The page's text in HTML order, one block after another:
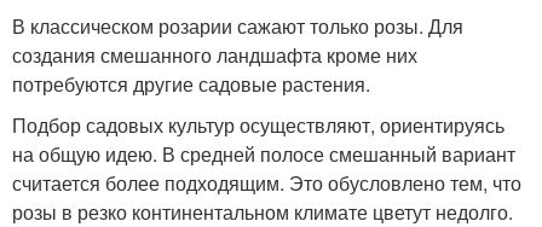
В классическом розарии сажают только розы. Для
создания смешанного ландшафта кроме них
потребуются другие садовые растения.
Подбор садовых культур осуществляют, ориентируясь
на общую идею. В средней полосе смешанный вариант
считается более подходящим. Это обусловлено тем, что
розы в резко континентальном климате цветут недолго.